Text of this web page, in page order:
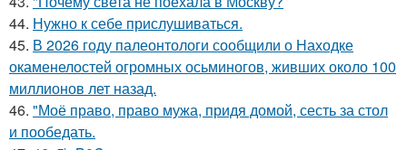
44. Нужно к себе прислушиваться.
45. В 2026 году палеонтологи сообщили о Находке
окаменелостей огромных осьминогов, живших около 100
миллионов лет назад.
46. "Моё право, право мужа, придя домой, сесть за стол
и пообедать.